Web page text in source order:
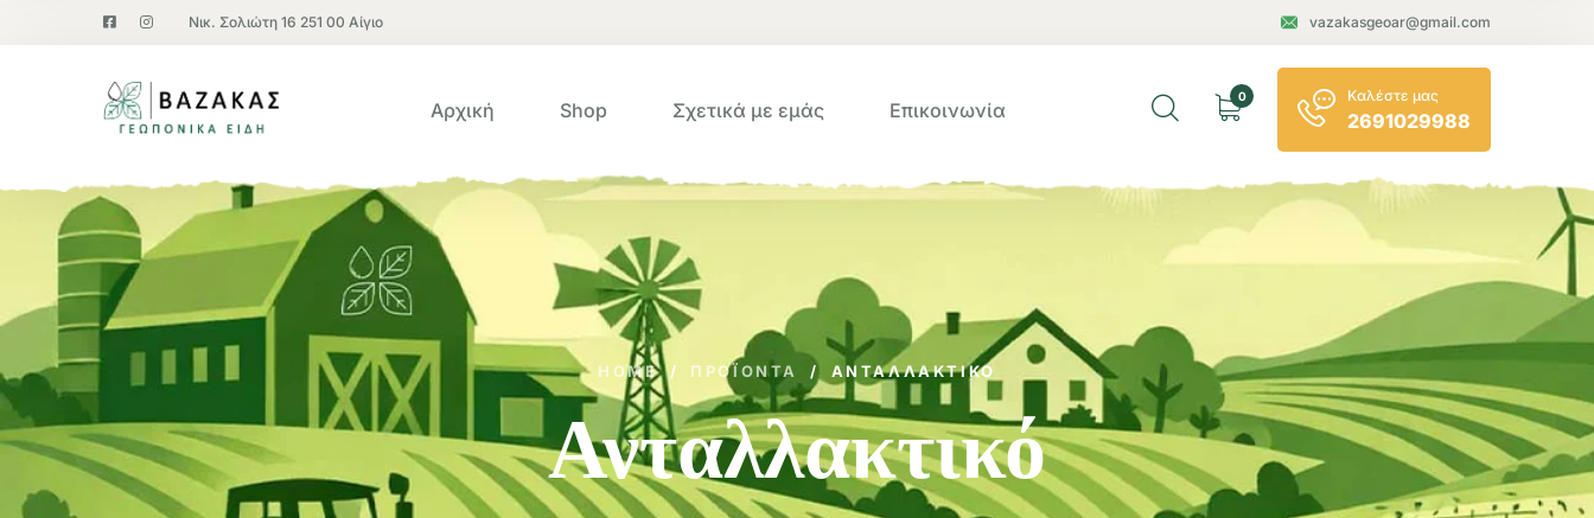
Νικ. Σολιώτη 16 251 00 Αίγιο vazakasgeoar@gmail.com
Αρχική Shop Σχετικά με εμάς Επικοινωνία
0 Καλέστε μας
2691029988
HOME / ΠΡΟΪΌΝΤΑ / ΑΝΤΑΛΛΑΚΤΙΚΌ
Ανταλλακτικό